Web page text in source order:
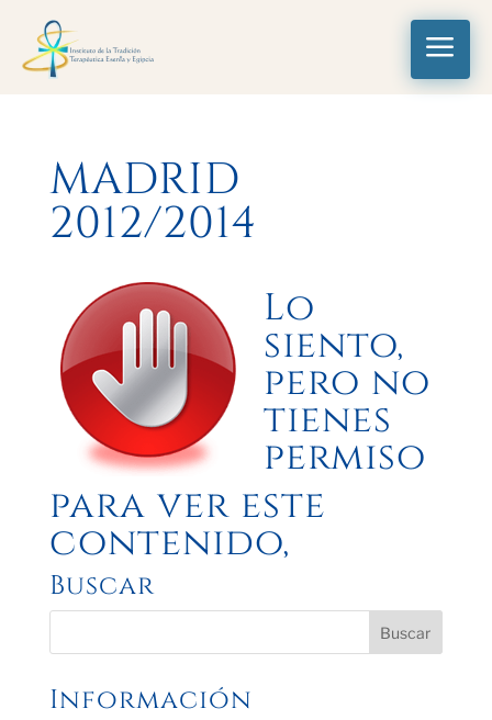
a
MADRID
2012/2014
Lo
siento,
pero no
tienes
permiso
para ver este
contenido,
Buscar
Información